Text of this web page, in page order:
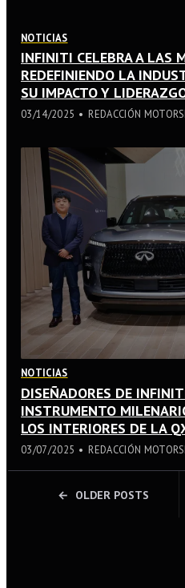
NOTICIAS
INFINITI CELEBRA A LAS
REDEFINIENDO LA
SU IMPACTO Y
03/14/2025 REDACCIÓN
NOTICIAS
DISEÑADORES DE
INSTRUMENTO
LOS INTERIORES DE LA
03/07/2025 REDACCIÓN
POSTSOLDER POSTS